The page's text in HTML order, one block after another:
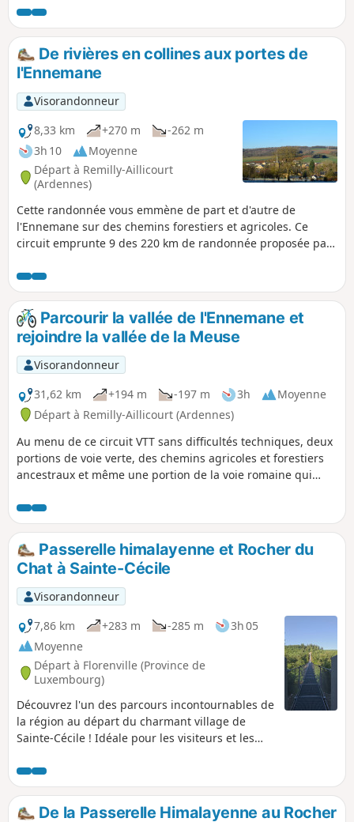
permettra d'admirer un magnifique panorama regroupant
plus de 12 villages.
De rivières en collines aux portes de
l'Ennemane
Visorandonneur
8,33 km
+270 m
-262 m
3h 10
Moyenne
Départ à Remilly-Aillicourt
(Ardennes)
Cette randonnée vous emmène de part et d'autre de
l'Ennemane sur des chemins forestiers et agricoles. Ce
circuit emprunte 9 des 220 km de randonnée proposée par
vallées de la Meuse et de l'Ennemane.
Parcourir la vallée de l'Ennemane et
rejoindre la vallée de la Meuse
Visorandonneur
31,62 km
+194 m -197 m 3h
Moyenne
Départ à Remilly-Aillicourt (Ardennes)
Au menu de ce circuit VTT sans difficultés techniques, deux
portions de voie verte, des chemins agricoles et forestiers
ancestraux et même une portion de la voie romaine qui
Passerelle himalayenne et Rocher du
Chat à Sainte-Cécile
Visorandonneur
7,86 km
+283 m -285 m
3h 05
Moyenne
Départ à Florenville (Province de
Luxembourg)
Découvrez l'un des parcours incontournables de
la région au départ du charmant village de
Sainte-Cécile ! Idéale pour les visiteurs et les
boucle démarre au début de la Rue de la Belle
Hôtesse. Dès le départ, vous emprunterez la
célèbre passerelle himalayenne de Sainte-
De la Passerelle Himalayenne au Rocher